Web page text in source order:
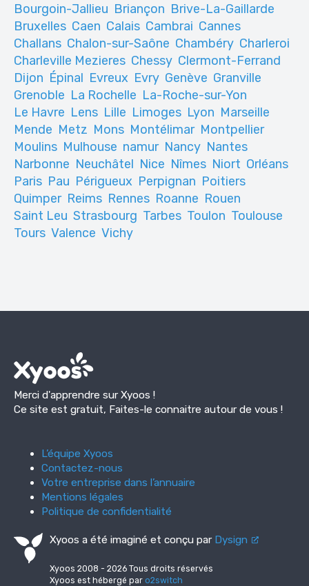
Bourgoin-Jallieu Briançon Brive-La-Gaillarde
Bruxelles Caen Calais Cambrai Cannes
Challans Chalon-sur-Saône Chambéry Charleroi
Charleville Mezieres Chessy Clermont-Ferrand
Dijon Épinal Evreux Evry Genève Granville
Grenoble La Rochelle La-Roche-sur-Yon
Le Havre Lens Lille Limoges Lyon Marseille
Mende Metz Mons Montélimar Montpellier
Moulins Mulhouse namur Nancy Nantes
Narbonne Neuchâtel Nice Nîmes Niort Orléans
Paris Pau Périgueux Perpignan Poitiers
Quimper Reims Rennes Roanne Rouen
Saint Leu Strasbourg Tarbes Toulon Toulouse
Tours Valence Vichy
Merci d'apprendre sur Xyoos !
Ce site est gratuit, Faites-le connaitre autour de vous !
L’équipe Xyoos
Contactez-nous
Votre entreprise dans l’annuaire
Mentions légales
Politique de confidentialité
Xyoos a été imaginé et conçu par Dysign
Xyoos 2008 - 2026 Tous droits réservés
Xyoos est hébergé par o2switch